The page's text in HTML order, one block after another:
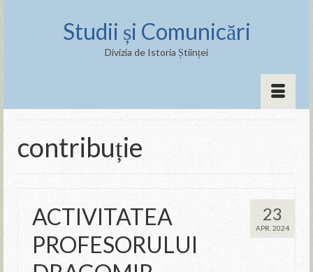
Studii și Comunicări
Divizia de Istoria Științei
contribuție
23
APR. 2024
ACTIVITATEA
PROFESORULUI